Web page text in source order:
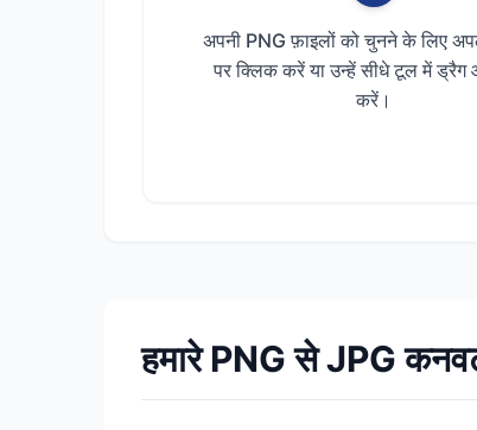
अपनी PNG फ़ाइलों को चुनने के लिए
पर क्लिक करें या उन्हें सीधे टूल में ड्रैग
करें।
हमारे PNG से JPG